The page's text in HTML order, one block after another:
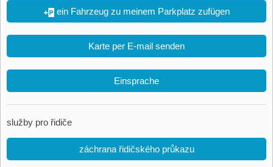
ein Fahrzeug zu meinem Parkplatz zufügen
Karte per E-mail senden
Einsprache
služby pro řidiče
záchrana řidičského průkazu